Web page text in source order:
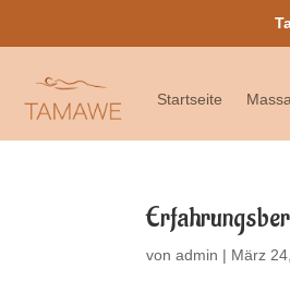
Startseite
vonadmin | März